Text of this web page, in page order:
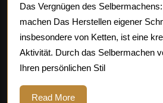
Das Vergnügen des
machen Das Herstellen eigener
insbesondere von Ketten, ist eine
Aktivität. Durch das Selbermachen
Ihren persönlichen Stil
Read MoreRead